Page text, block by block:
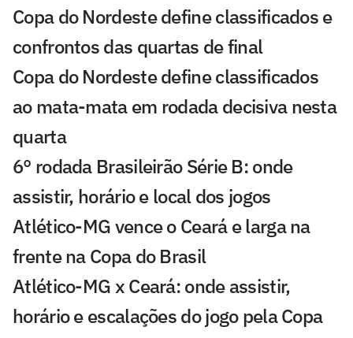
Copa do Nordeste define classificados e
confrontos das quartas de final
Copa do Nordeste define classificados
ao mata-mata em rodada decisiva nesta
quarta
6° rodada Brasileirão Série B: onde
assistir, horário e local dos jogos
Atlético-MG vence o Ceará e larga na
frente na Copa do Brasil
Atlético-MG x Ceará: onde assistir,
horário e escalações do jogo pela Copa